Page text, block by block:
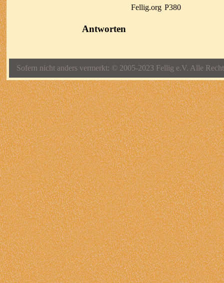
Fellig.org P380
Antworten
Sofern nicht anders vermerkt: © 2005-2023 Fellig e.V. Alle